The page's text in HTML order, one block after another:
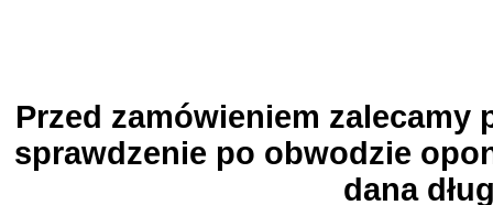
Przed zamówieniem zalecamy
sprawdzenie po obwodzie
dana